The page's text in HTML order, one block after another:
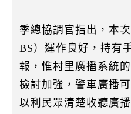
季總協調官指出，本
BS）運作良好，持有
報，惟村里廣播系統
檢討加強，警車廣播
以利民眾清楚收聽廣